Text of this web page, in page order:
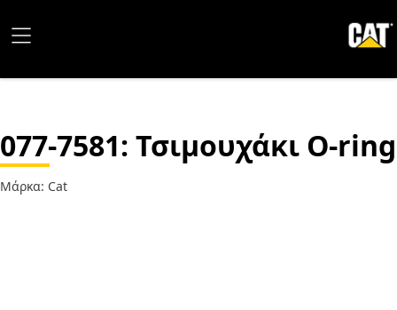
077-7581: Τσιμουχάκι O-ring
Μάρκα: Cat